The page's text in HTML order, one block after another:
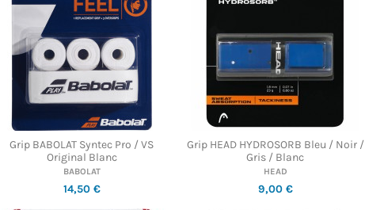
Grip BABOLAT Syntec Pro / VS
Original Blanc
BABOLAT
14,50 €
Grip HEAD HYDROSORB Bleu / Noir /
Gris / Blanc
HEAD
9,00 €